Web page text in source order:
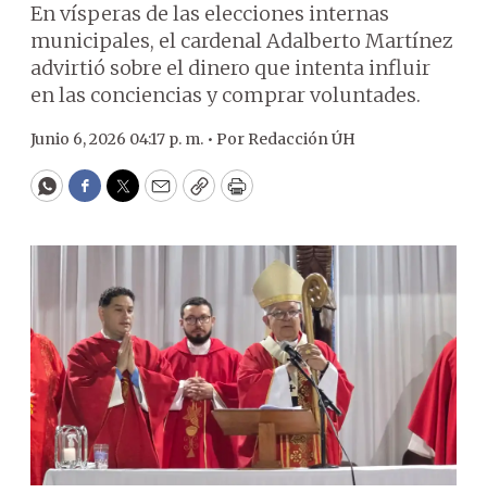
En vísperas de las elecciones internas
municipales, el cardenal Adalberto Martínez
advirtió sobre el dinero que intenta influir
en las conciencias y comprar voluntades.
Junio 6, 2026 04:17 p. m. • Por Redacción ÚH
WhatsApp
Facebook
Twitter
EmailCopyPrint